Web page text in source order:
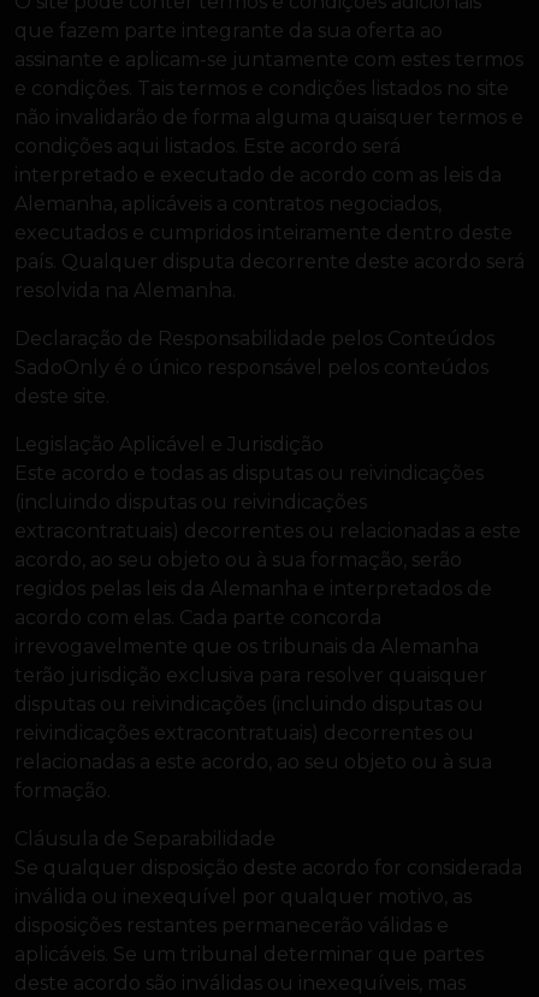
que fazem parte integrante da sua oferta ao
assinante e aplicam-se juntamente com estes termos
e condições. Tais termos e condições listados no site
não invalidarão de forma alguma quaisquer termos e
condições aqui listados. Este acordo será
interpretado e executado de acordo com as leis da
Alemanha, aplicáveis a contratos negociados,
executados e cumpridos inteiramente dentro deste
país. Qualquer disputa decorrente deste acordo será
resolvida na Alemanha.
Declaração de Responsabilidade pelos Conteúdos
SadoOnly é o único responsável pelos conteúdos
deste site.
Legislação Aplicável e Jurisdição
Este acordo e todas as disputas ou reivindicações
(incluindo disputas ou reivindicações
extracontratuais) decorrentes ou relacionadas a este
acordo, ao seu objeto ou à sua formação, serão
regidos pelas leis da Alemanha e interpretados de
acordo com elas. Cada parte concorda
irrevogavelmente que os tribunais da Alemanha
terão jurisdição exclusiva para resolver quaisquer
disputas ou reivindicações (incluindo disputas ou
reivindicações extracontratuais) decorrentes ou
relacionadas a este acordo, ao seu objeto ou à sua
formação.
Cláusula de Separabilidade
Se qualquer disposição deste acordo for considerada
inválida ou inexequível por qualquer motivo, as
disposições restantes permanecerão válidas e
aplicáveis. Se um tribunal determinar que partes
deste acordo são inválidas ou inexequíveis, mas